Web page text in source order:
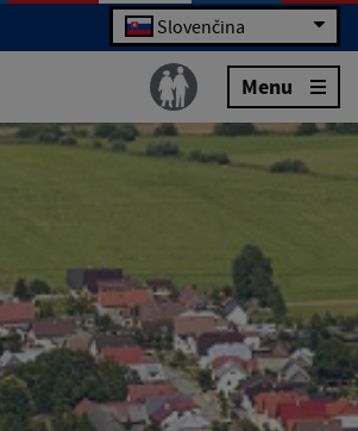
Slovenčina
Menu